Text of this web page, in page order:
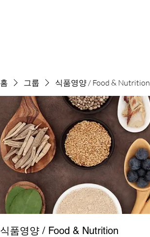
홈 그룹 식품영양 / Food & Nutrition
식품영양 / Food & Nutrition